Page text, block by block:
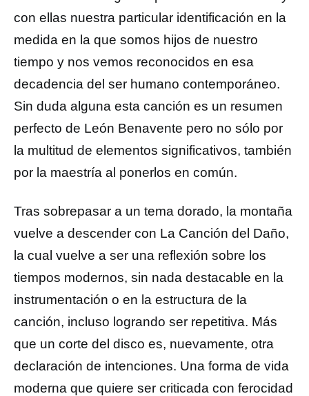
con ellas nuestra particular identificación en la
medida en la que somos hijos de nuestro
tiempo y nos vemos reconocidos en esa
decadencia del ser humano contemporáneo.
Sin duda alguna esta canción es un resumen
perfecto de León Benavente pero no sólo por
la multitud de elementos significativos, también
por la maestría al ponerlos en común.
Tras sobrepasar a un tema dorado, la montaña
vuelve a descender con La Canción del Daño,
la cual vuelve a ser una reflexión sobre los
tiempos modernos, sin nada destacable en la
instrumentación o en la estructura de la
canción, incluso logrando ser repetitiva. Más
que un corte del disco es, nuevamente, otra
declaración de intenciones. Una forma de vida
moderna que quiere ser criticada con ferocidad